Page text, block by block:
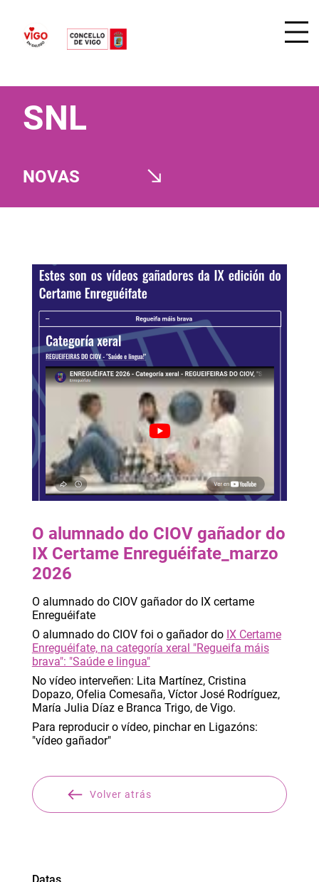
SNL
NOVAS
Datas
O alumnado do CIOV gañador do
IX Certame Enreguéifate_marzo
2026
O alumnado do CIOV gañador do IX certame
Enreguéifate
O alumnado do CIOV foi o gañador do IX Certame
Enreguéifate, na categoría xeral "Regueifa máis
brava": "Saúde e lingua"
No vídeo interveñen: Lita Martínez, Cristina
Dopazo, Ofelia Comesaña, Víctor José Rodríguez,
María Julia Díaz e Branca Trigo, de Vigo.
Para reproducir o vídeo, pinchar en Ligazóns:
"vídeo gañador"
Volver atrás